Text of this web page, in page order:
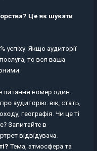
Це як шукати
успіху. Якщо аудиторії
то вся ваша
питання номер один.
аудиторію: вік, стать,
географія. Чи це ті
Запитайте в
відвідувача.
Тема, атмосфера та